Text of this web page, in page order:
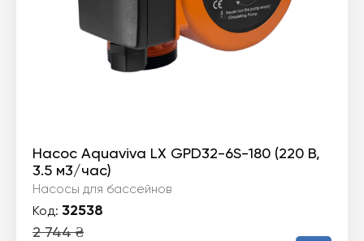
Насос Aquaviva LX GPD32-6S-180 (220 В,
3.5 м3/час)
Насосы для бассейнов
Код: 32538
2 744₴